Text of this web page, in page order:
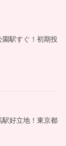
園駅すぐ！初期投
駅好立地！東京都